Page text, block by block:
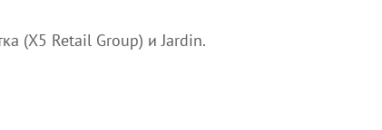
(X5 Retail Group) и Jardin.